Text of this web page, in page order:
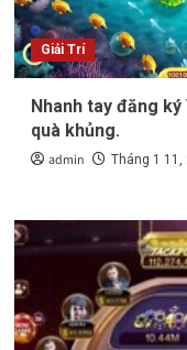
Giải Trí
Nhanh tay đăng
quà khủng.
admin Tháng 1 11,